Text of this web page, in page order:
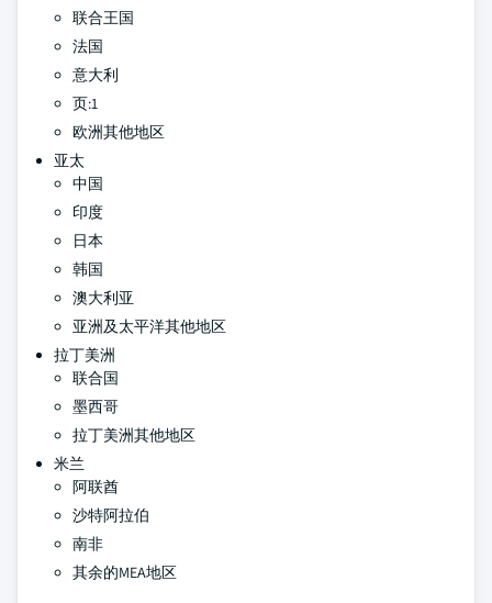
联合王国
法国
意大利
页:1
欧洲其他地区
亚太
中国
印度
日本
韩国
澳大利亚
亚洲及太平洋其他地区
拉丁美洲
联合国
墨西哥
拉丁美洲其他地区
米兰
阿联酋
沙特阿拉伯
南非
其余的MEA地区